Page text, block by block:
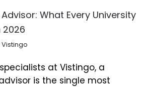
What Every University
2026
at Vistingo, a
is the single most